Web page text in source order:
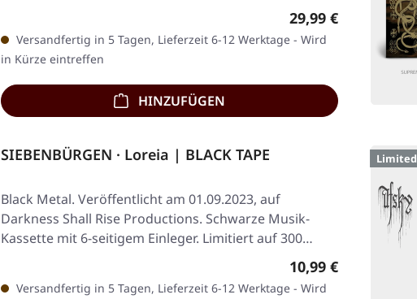
Regulärer Preis:
29,99 €
Versandfertig in 5 Tagen, Lieferzeit 6-12 Werktage - Wird
in Kürze eintreffen
HINZUFÜGEN
SIEBENBÜRGEN · Loreia | BLACK TAPE
Black Metal. Veröffentlicht am 01.09.2023, auf
Darkness Shall Rise Productions. Schwarze Musik-
Kassette mit 6-seitigem Einleger. Limitiert auf 300…
Regulärer Preis:
10,99 €
Versandfertig in 5 Tagen, Lieferzeit 6-12 Werktage - Wird
Limited